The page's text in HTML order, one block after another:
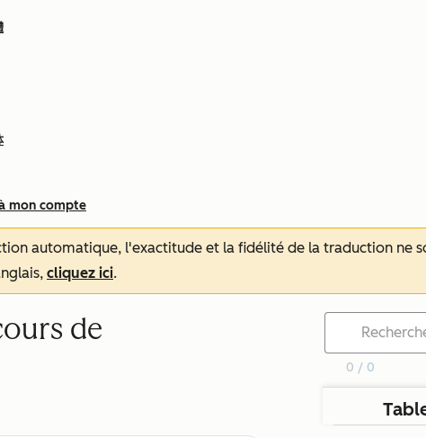
mon compte
automatique, l'exactitude et la fidélité de la traduction ne
cliquez ici.
de
0 / 0